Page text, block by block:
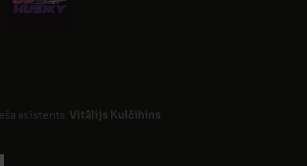
asistents: Vitālijs Kulčihins